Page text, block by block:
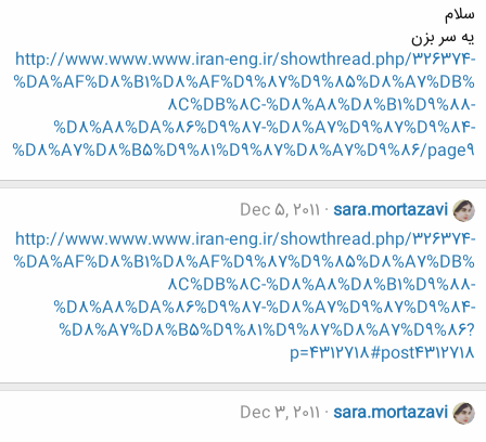
سلام
یه سر بزن
http://www.www.www.iran-eng.ir/showthread.php/326374-
%DA%AF%D8%B1%D8%AF%D9%87%D9%85%D8%A7%DB%
8C%DB%8C-%D8%A8%D8%B1%D9%88-
%D8%A8%DA%86%D9%87-%D8%A7%D9%87%D9%84-
%D8%A7%D8%B5%D9%81%D9%87%D8%A7%D9%86/page9
sara.mortazavi
Dec 5, 2011
http://www.www.www.iran-eng.ir/showthread.php/326374-
%DA%AF%D8%B1%D8%AF%D9%87%D9%85%D8%A7%DB%
8C%DB%8C-%D8%A8%D8%B1%D9%88-
%D8%A8%DA%86%D9%87-%D8%A7%D9%87%D9%84-
%D8%A7%D8%B5%D9%81%D9%87%D8%A7%D9%86?
p=4312718#post4312718
sara.mortazavi
Dec 3, 2011